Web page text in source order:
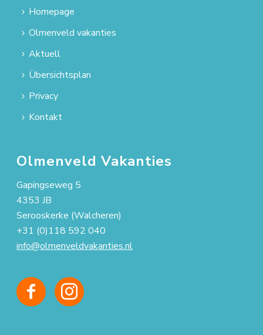
Homepage
Olmenveld vakanties
Aktuell
Übersichtsplan
Privacy
Kontakt
Olmenveld Vakanties
Gapingseweg 5
4353 JB
Serooskerke (Walcheren)
+31 (0)118 592 040
info@olmenveldvakanties.nl